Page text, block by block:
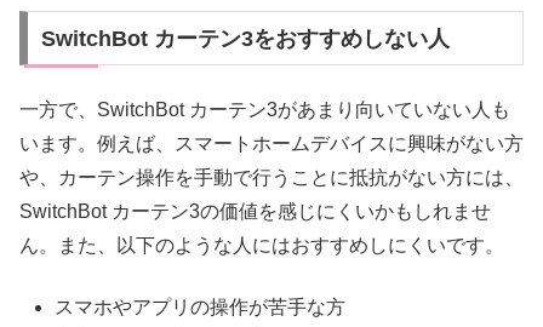
SwitchBot カーテン3をおすすめしない人
一方で、SwitchBot カーテン3があまり向いていない人も
います。例えば、スマートホームデバイスに興味がない方
や、カーテン操作を手動で行うことに抵抗がない方には、
SwitchBot カーテン3の価値を感じにくいかもしれませ
ん。また、以下のような人にはおすすめしにくいです。
スマホやアプリの操作が苦手な方